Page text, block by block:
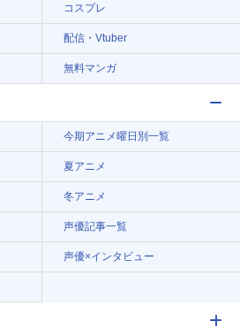
コスプレ
配信・Vtuber
無料マンガ
今期アニメ曜日別一覧
夏アニメ
冬アニメ
声優記事一覧
声優×インタビュー